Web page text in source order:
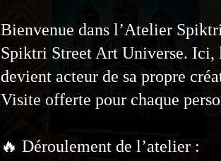
Bienvenue dans l’Atelier
Spiktri Street Art Universe. Ici,
devient acteur de sa propre
​Visite offerte pour chaque
🔥 Déroulement de l’atelier :